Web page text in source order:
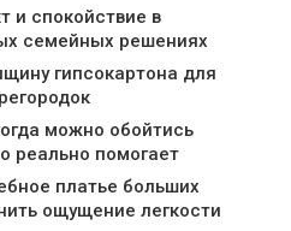
и спокойствие в
семейных решениях
гипсокартона для
можно обойтись
реально помогает
платье больших
ощущение легкости